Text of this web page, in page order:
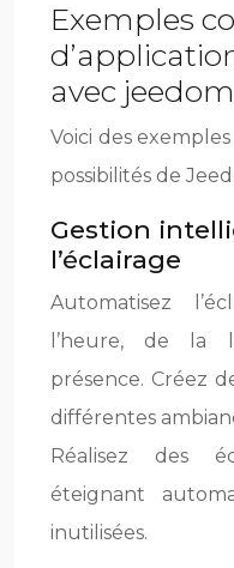
Exemples
avec jeedom
Voici des
possibilités de
Gestion
l’éclairage
Automatisez
l’heure, de la
présence. Créez
différentes
Réalisez des
éteignant
inutilisées.